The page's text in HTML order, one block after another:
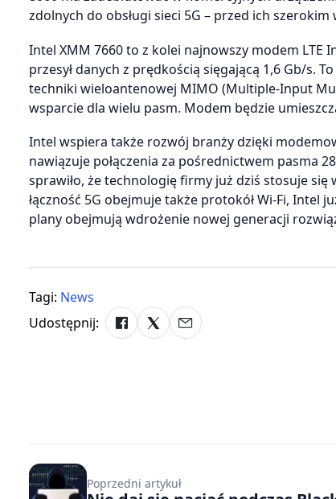
zdolnych do obsługi sieci 5G – przed ich
Intel XMM 7660 to z kolei najnowszy modem
przesył danych z prędkością sięgającą 1,6 Gb/s.
techniki wieloantenowej MIMO (Multiple-Input
wsparcie dla wielu pasm. Modem będzie
Intel wspiera także rozwój branży dzięki
nawiązuje połączenia za pośrednictwem pasma
sprawiło, że technologię firmy już dziś stosuje
łączność 5G obejmuje także protokół Wi-Fi,
plany obejmują wdrożenie nowej generacji
Tagi: News
Udostępnij:
Poprzedni artykuł